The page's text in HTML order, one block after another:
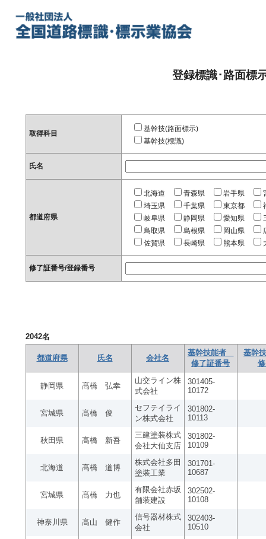
登録標識･路面標
取得科目
基幹技(路面標示)
基幹技(標識)
氏名
都道府県
北海道 青森県 岩手県
埼玉県
千葉県 東京都
岐阜県
静岡県 愛知県
鳥取県
島根県 岡山県
佐賀県
長崎県 熊本県
修了証番号/登録番号
2042名
都道府県 氏名 会社名
基幹技能者
修了証番号
基幹
静岡県 髙橋 弘幸
山交ライン株
式会社
301405-
10172
宮城県 髙橋 俊
セフテイライ
ン株式会社
301802-
10113
秋田県 髙橋 新吾
三建塗装株式
会社大仙支店
301802-
10109
北海道 髙橋 道博
株式会社多田
塗装工業
301701-
10687
宮城県 髙橋 力也
有限会社赤坂
舗装建設
302502-
10108
神奈川県 髙山 健作
信号器材株式
会社
302403-
10510